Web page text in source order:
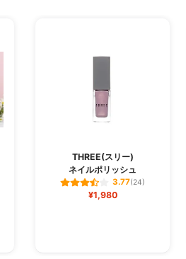
THREE(スリー)
ネイルポリッシュ
3.77(24)
¥1,980